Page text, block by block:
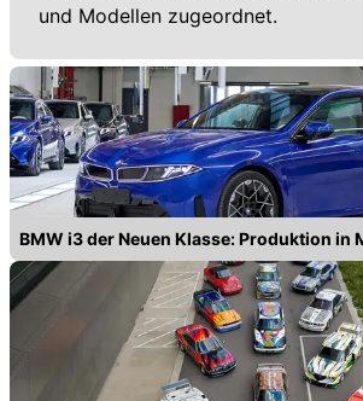
und Modellen zugeordnet.
BMW i3 der Neuen Klasse: Produktion in